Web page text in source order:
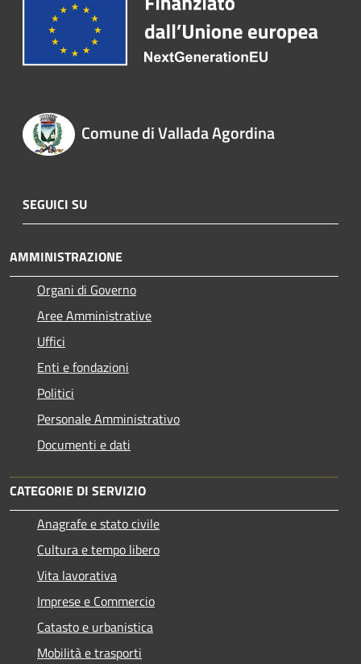
Comune di Vallada Agordina
SEGUICI SU
AMMINISTRAZIONE
Organi di Governo
Aree Amministrative
Uffici
Enti e fondazioni
Politici
Personale Amministrativo
Documenti e dati
CATEGORIE DI SERVIZIO
Anagrafe e stato civile
Cultura e tempo libero
Vita lavorativa
Imprese e Commercio
Catasto e urbanistica
Mobilità e trasporti